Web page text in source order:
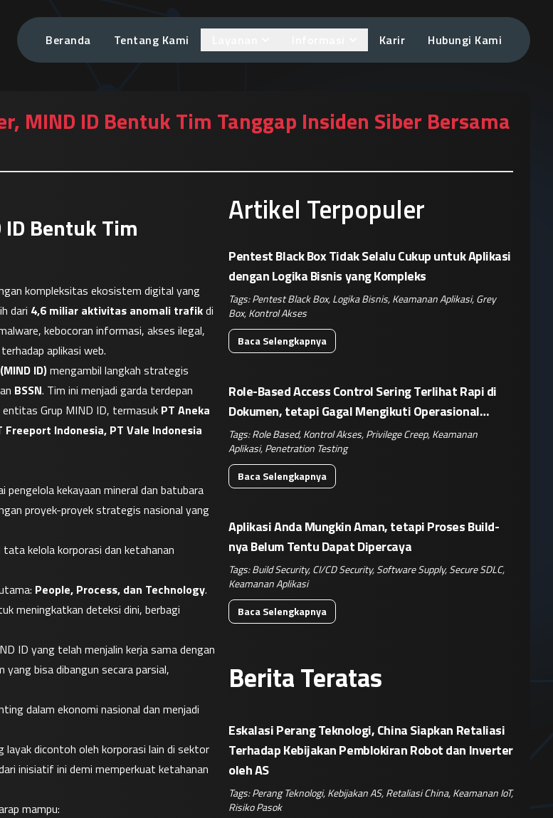
Beranda Tentang Kami Karir Hubungi Kami
MIND ID Bentuk Tim Tanggap Insiden Siber Bersama
Bentuk Tim
kompleksitas ekosistem digital yang
dari 4,6 miliar aktivitas anomali trafik di
kebocoran informasi, akses ilegal,
aplikasi web.
ID) mengambil langkah strategis
BSSN. Tim ini menjadi garda terdepan
entitas Grup MIND ID, termasuk PT Aneka
Indonesia, PT Vale Indonesia
pengelola kekayaan mineral dan batubara
proyek-proyek strategis nasional yang
kelola korporasi dan ketahanan
People, Process, dan Technology.
meningkatkan deteksi dini, berbagi
ID yang telah menjalin kerja sama dengan
bisa dibangun secara parsial,
dalam ekonomi nasional dan menjadi
dicontoh oleh korporasi lain di sektor
inisiatif ini demi memperkuat ketahanan
mampu:
Artikel Terpopuler
Pentest Black Box Tidak Selalu Cukup untuk Aplikasi
dengan Logika Bisnis yang Kompleks
Tags:Pentest Black Box,Logika Bisnis,Keamanan Aplikasi,Grey
Box,Kontrol Akses
Baca Selengkapnya
Role-Based Access Control Sering Terlihat Rapi di
Dokumen, tetapi Gagal Mengikuti Operasional
Nyata
Tags:Role Based,Kontrol Akses,Privilege Creep,Keamanan
Aplikasi,Penetration Testing
Baca Selengkapnya
Aplikasi Anda Mungkin Aman, tetapi Proses Build-
nya Belum Tentu Dapat Dipercaya
Tags:Build Security,CI/CD Security,Software Supply,Secure SDLC,
Keamanan Aplikasi
Baca Selengkapnya
Berita Teratas
Eskalasi Perang Teknologi, China Siapkan Retaliasi
Terhadap Kebijakan Pemblokiran Robot dan Inverter
oleh AS
Tags:Perang Teknologi,Kebijakan AS,Retaliasi China,Keamanan IoT,
Risiko Pasok